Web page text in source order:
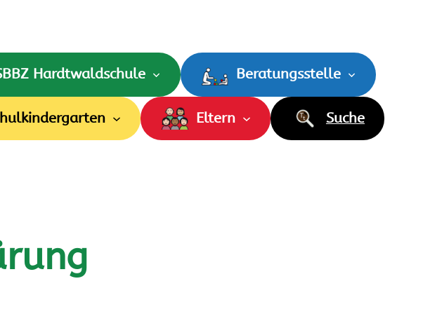
Hardtwaldschule
Beratungsstelle
Eltern Suche